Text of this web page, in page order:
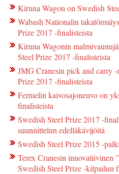
Kiruna Wagon on Swedish
Wabash Nationalin
Prize 2017 -finalisteista
Kiruna Wagonin
Steel Prize 2017 -finalisteista
JMG Cranesin pick and carry
Prize 2017 -finalisteista
Fermelin kaivosajoneuvo on
finalisteista
Swedish Steel Prize 2017 -
suunnittelun edelläkävijöitä
Swedish Steel Prize 2015 -
Terex Cranesin innovatiivinen
Swedish Steel Prize -kilpailun